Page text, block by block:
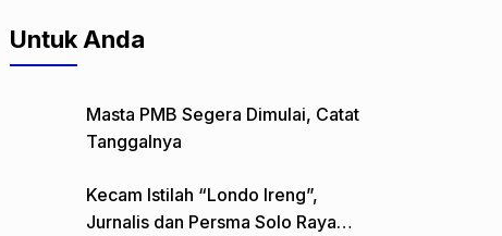
Untuk Anda
Masta PMB Segera Dimulai, Catat
Tanggalnya
Kecam Istilah “Londo Ireng”,
Jurnalis dan Persma Solo Raya